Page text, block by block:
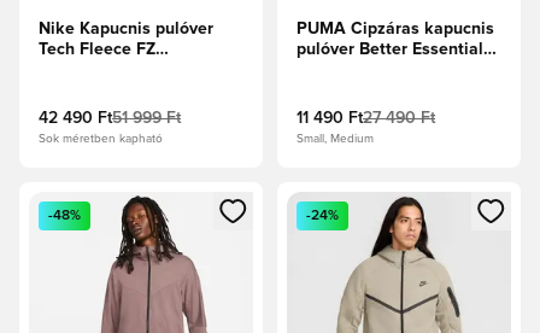
Nike Kapucnis pulóver
Tech Fleece FZ
42 490 Ft51 999 Ft
Sok méretben kapható
PUMA Cipzáras kapucnis
pulóver Better Essentials -
11 490 Ft27 490 Ft
Small, Medium
Megnyit egy modált a bejelentkezéshez vagy a tagként
-48%
Megnyit egy modált a
-24%